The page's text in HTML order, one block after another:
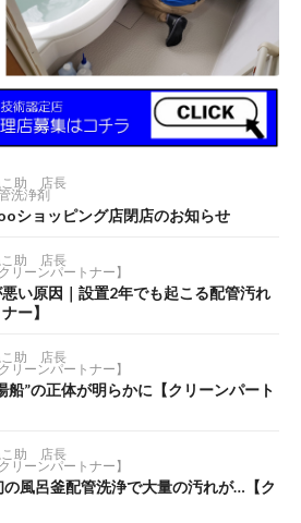
こ助 店長
洗浄剤
ショッピング店閉店のお知らせ
こ助 店長
リーンパートナー】
い原因｜設置2年でも起こる配管汚れ
ー】
こ助 店長
リーンパートナー】
船”の正体が明らかに【クリーンパート
こ助 店長
リーンパートナー】
の風呂釜配管洗浄で大量の汚れが…【ク